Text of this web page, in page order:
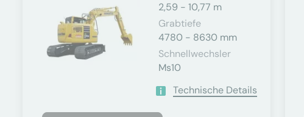
2,59 - 10,77 m
Grabtiefe
4780 - 8630 mm
Schnellwechsler
Ms10
Technische Details